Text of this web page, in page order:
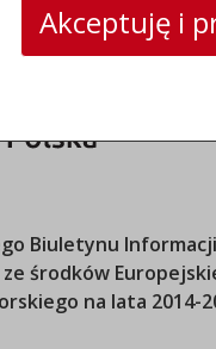
Biuletynu
środków
na lata 2014-
Akceptuję i